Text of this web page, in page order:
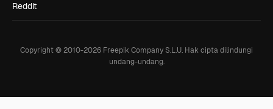
Reddit
Copyright © 2010-2026 Freepik Company S.L.U. Hak cipta dilindungi
undang-undang.